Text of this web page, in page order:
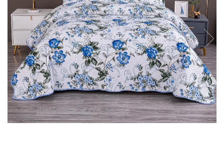
Lenjerii de pat Bumbac 100%
Lenjerii de pat Cocolino
Lenjerii de pat Finet + 2 Draperii
Lenjerii de pat Saten 4 piese cu
elastic